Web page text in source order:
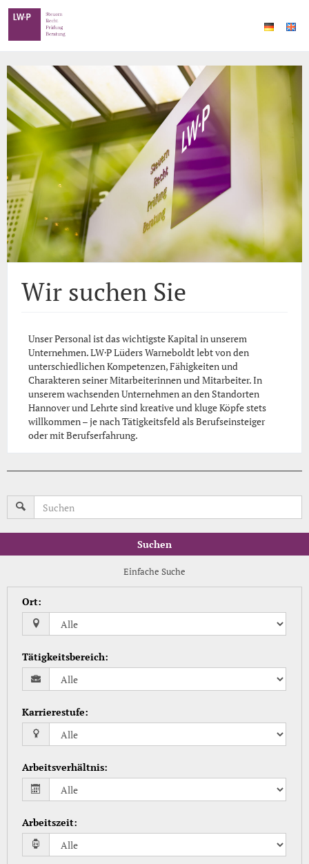
Wir suchen Sie
Unser Personal ist das wichtigste Kapital in unserem
Unternehmen. LW·P Lüders Warneboldt lebt von den
unterschiedlichen Kompetenzen, Fähigkeiten und
Charakteren seiner Mitarbeiterinnen und Mitarbeiter. In
unserem wachsenden Unternehmen an den Standorten
Hannover und Lehrte sind kreative und kluge Köpfe stets
willkommen – je nach Tätigkeitsfeld als Berufseinsteiger
oder mit Berufserfahrung.
Suchen
Einfache Suche
Ort:
Tätigkeitsbereich:
Karrierestufe:
Arbeitsverhältnis:
Arbeitszeit: